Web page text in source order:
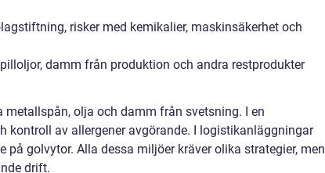
risker med kemikalier, maskinsäkerhet och
damm från produktion och andra restprodukter
olja och damm från svetsning. I en
kontroll av allergener avgörande. I logistikanläggningar
golvytor. Alla dessa miljöer kräver olika strategier, men
drift.